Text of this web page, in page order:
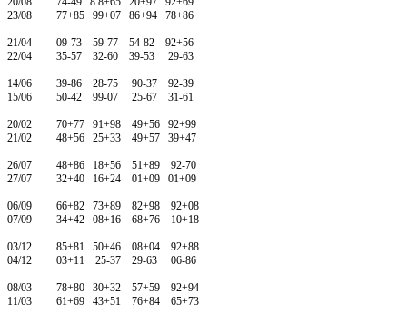
23/08 77+85 99+07 86+94 78+86
21/04 09-73 59-77 54-82 92+56
22/04 35-57 32-60 39-53 29-63
14/06 39-86 28-75 90-37 92-39
15/06 50-42 99-07 25-67 31-61
20/02 70+77 91+98 49+56 92+99
21/02 48+56 25+33 49+57 39+47
26/07 48+86 18+56 51+89 92-70
27/07 32+40 16+24 01+09 01+09
06/09 66+82 73+89 82+98 92+08
07/09 34+42 08+16 68+76 10+18
03/12 85+81 50+46 08+04 92+88
04/12 03+11 25-37 29-63 06-86
08/03 78+80 30+32 57+59 92+94
11/03 61+69 43+51 76+84 65+73